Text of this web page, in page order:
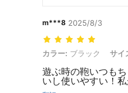
m***8 2025/8/3
カラー: ブラック, サイズ:
カラー: ブラック サイ
遊ぶ時の鞄いつも
いし使いやすい！